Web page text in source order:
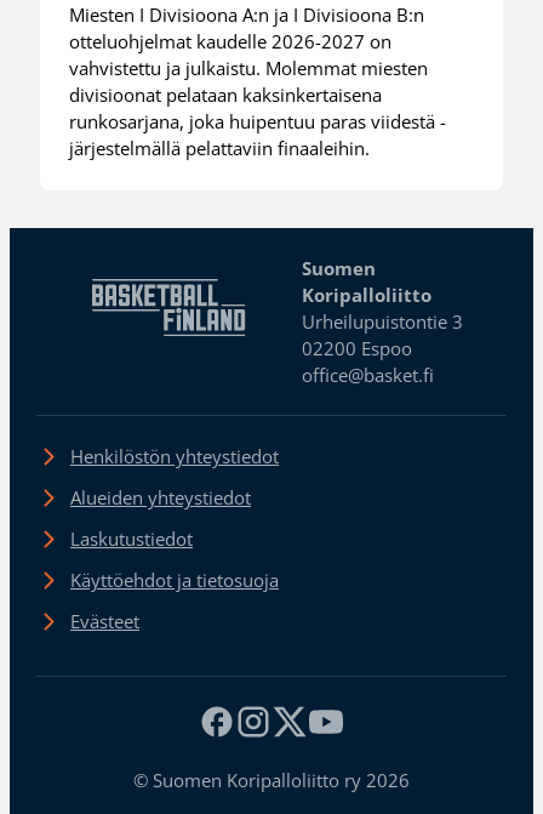
Miesten I Divisioona A:n ja I Divisioona B:n
otteluohjelmat kaudelle 2026-2027 on
vahvistettu ja julkaistu. Molemmat miesten
divisioonat pelataan kaksinkertaisena
runkosarjana, joka huipentuu paras viidestä -
järjestelmällä pelattaviin finaaleihin.
Suomen
Koripalloliitto
Urheilupuistontie 3
02200 Espoo
office@basket.fi
Henkilöstön yhteystiedot
Alueiden yhteystiedot
Laskutustiedot
Käyttöehdot ja tietosuoja
Evästeet
© Suomen Koripalloliitto ry 2026